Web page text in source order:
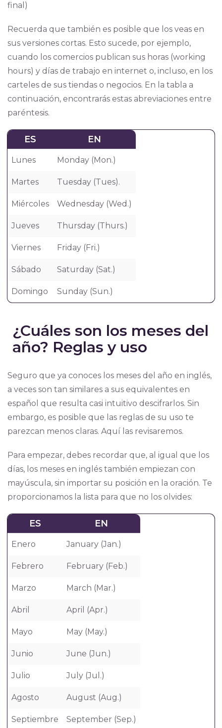
final)
Recuerda que también es posible que los veas en
sus versiones cortas. Esto sucede, por ejemplo,
cuando los comercios publican sus horas (working
hours) y días de trabajo en internet o, incluso, en los
carteles de sus tiendas o negocios. En la tabla a
continuación, encontrarás estas abreviaciones entre
paréntesis.
ES EN
Lunes Monday (Mon.)
Martes Tuesday (Tues).
Miércoles Wednesday (Wed.)
Jueves Thursday (Thurs.)
Viernes Friday (Fri.)
Sábado Saturday (Sat.)
Domingo Sunday (Sun.)
¿Cuáles son los meses del
año? Reglas y uso
Seguro que ya conoces los meses del año en inglés,
a veces son tan similares a sus equivalentes en
español que resulta casi intuitivo descifrarlos. Sin
embargo, es posible que las reglas de su uso te
parezcan menos claras. Aquí las revisaremos.
Para empezar, debes recordar que, al igual que los
días, los meses en inglés también empiezan con
mayúscula, sin importar su posición en la oración. Te
proporcionamos la lista para que no los olvides:
ES EN
Enero January (Jan.)
Febrero February (Feb.)
Marzo March (Mar.)
Abril April (Apr.)
Mayo May (May.)
Junio June (Jun.)
Julio July (Jul.)
Agosto August (Aug.)
Septiembre September (Sep.)